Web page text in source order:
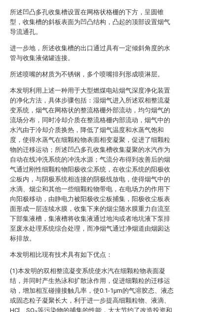
所述凹凸多孔收集槽设置在网格状格栅的下方，呈圆锥
型，收集槽的斜板表面为凹凸结构，凸起的顶部设置烟气
导流通孔。
进一步地，所述收集槽的出口通过具有一定倾斜角度的水
管与收集液储罐连接。
所述喷嘴的材质为不锈钢，多个喷嘴排列形成喷淋层。
本发明利用上述一种用于大型燃煤电站烟气深度净化装置
的净化方法，具体步骤包括：湿烟气进入所述双相整流凝
变系统，烟气在网格状的整流格栅外部流动，均匀烟气的
流场分布，同时冷却介质在整流格栅内部流动，烟气中的
水汽由于冷却介质换热，降低了烟气温度和水蒸气饱和
度，使得水蒸气在细颗粒物表面相变凝聚，促进了细颗粒
物的迁移运动；所述凹凸多孔收集槽收集凝聚的水汽作为
自动在线冲洗系统的冲洗水源；气流分布得到改善后的烟
气通过刚性细颗粒物阳极收尘系统，在收尘系统的阳极收
尘板内，与阴极系统相连接的阴极线放电，使得烟气中的
水滴、烟尘和其他一些细颗粒物带电，在电场力的作用下
向阳极移动，由静电力被阳极收尘板捕集，阳极收尘板表
面形成一层连续水膜，收集下来的烟尘随水膜重力自流至
下部集液槽，集液槽将收集液通过地沟或者地坑液下泵排
至废水处理系统综合处理，而净烟气通过净烟道由烟囱达
标排放。
本发明相比现有技术具有如下优点：
(1)本发明的双相整流凝变系统使水汽在细颗粒物表面凝
结，并同时产生热泳和扩散泳作用，促进细颗粒的迁移运
动，增加相互碰撞接触几率，使0.1-1μm的气溶胶态、液态
或固态粒子凝聚长大，利于进一步提高细颗粒物、液滴、
HCl、SO 等污染物的捕集的性能，大大节约了改造投资和